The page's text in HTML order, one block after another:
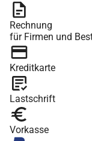
Rechnung
für Firmen und
Kreditkarte
Lastschrift
Vorkasse